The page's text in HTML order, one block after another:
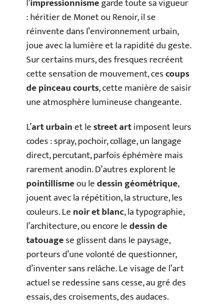
: héritier de Monet ou Renoir, il se
réinvente dans l’environnement urbain,
joue avec la lumière et la rapidité du geste.
Sur certains murs, des fresques recréent
cette sensation de mouvement, cescoups
de pinceau courts, cette manière de saisir
une atmosphère lumineuse changeante.
L’art urbainet lestreet artimposent leurs
codes : spray, pochoir, collage, un langage
direct, percutant, parfois éphémère mais
rarement anodin. D’autres explorent le
pointillismeou ledessin géométrique,
jouent avec la répétition, la structure, les
couleurs. Lenoir et blanc, la typographie,
l’architecture, ou encore ledessin de
tatouagese glissent dans le paysage,
porteurs d’une volonté de questionner,
d’inventer sans relâche. Le visage de l’art
actuel se redessine sans cesse, au gré des
essais, des croisements, des audaces.